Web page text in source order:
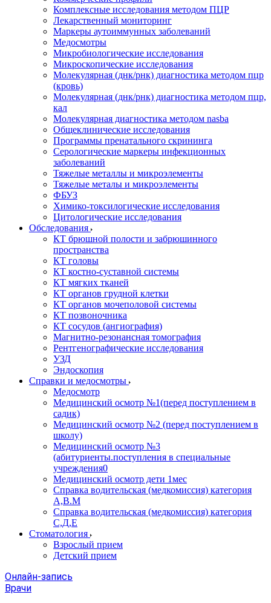
Комплексные исследования методом ПЦР
Лекарственный мониторинг
Маркеры аутоиммунных заболеваний
Медосмотры
Микробиологические исследования
Микроскопические исследования
Молекулярная (днк/рнк) диагностика методом пцр
(кровь)
Молекулярная (днк/рнк) диагностика методом пцр,
кал
Молекулярная диагностика методом nasba
Общеклинические исследования
Программы пренатального скрининга
Серологические маркеры инфекционных
заболеваний
Тяжелые металлы и микроэлементы
Тяжелые металы и микроэлементы
ФБУЗ
Химико-токсилогические исследования
Цитологические исследования
Обследования
КТ брюшной полости и забрюшинного
пространства
КТ головы
КТ костно-суставной системы
КТ мягких тканей
КТ органов грудной клетки
КТ органов мочеполовой системы
КТ позвоночника
КТ сосудов (ангиография)
Магнитно-резонансная томография
Рентгенографические исследования
УЗД
Эндоскопия
Справки и медосмотры
Медосмотр
Медицинский осмотр №1(перед поступлением в
садик)
Медицинский осмотр №2 (перед поступлением в
школу)
Медицинский осмотр №3
(абитуриенты.поступления в специальные
учреждения0
Медицинский осмотр дети 1мес
Справка водительская (медкомиссия) категория
А,В.М
Справка водительская (медкомиссия) категория
С,Д,Е
Стоматология
Взрослый прием
Детский прием
Онлайн-запись
Врачи